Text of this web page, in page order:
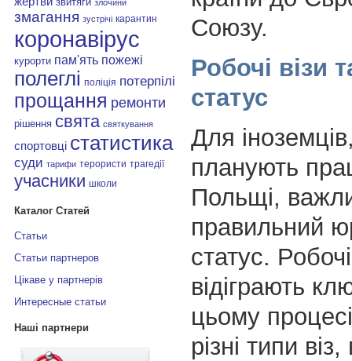
злочини
змагання зустрічі карантин
коронавірус
курорти пам'ять пожежі
полеглі поліція потерпілі
прощання ремонти
рішення свята святкування
спортовці статистика
суди тарифи терористи трагедії
учасники школи
Каталог Статей
Статьи
Статьи партнеров
Цікаве у партнерів
Интересные статьи
Наші партнери
Союзу.
Робочі візи
статус
Для
планують
Польщі,
правильний
статус.
відіграють
цьому
різні типи